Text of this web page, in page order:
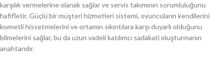
karşılık vermelerine olanak sağlar ve servis takımının sorumluluğunu
hafifletir. Güçlü bir müşteri hizmetleri sistemi, oyuncuların kendilerini
kıymetli hissetmelerini ve ortamın sıkıntılara karşı duyarlı olduğunu
bilmelerini sağlar, bu da uzun vadeli katılımcı sadakati oluşturmanın
anahtarıdır.